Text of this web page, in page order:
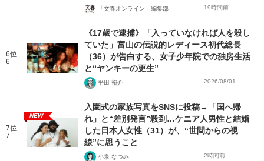
「文春オンライン」編集部 19時間前
6位
6
《17歳で逮捕》「入っていなければ人を殺し
ていた」富山の伝説的レディース初代総長
（36）が告白する、女子少年院での独房生活
と“ヤンキーの更生”
平田 裕介 2026/08/01
7位
7
NEW
入園式の家族写真をSNSに投稿→「国へ帰
れ」と“差別発言”殺到…ケニア人男性と結婚
した日本人女性（31）が、“世間からの視
線”に思うこと
小泉 なつみ 2時間前